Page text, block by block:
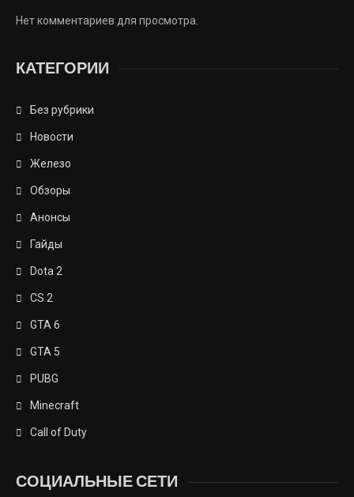
Нет комментариев для просмотра.
КАТЕГОРИИ
Без рубрики
Новости
Железо
Обзоры
Анонсы
Гайды
Dota 2
CS 2
GTA 6
GTA 5
PUBG
Minecraft
Call of Duty
СОЦИАЛЬНЫЕ СЕТИ